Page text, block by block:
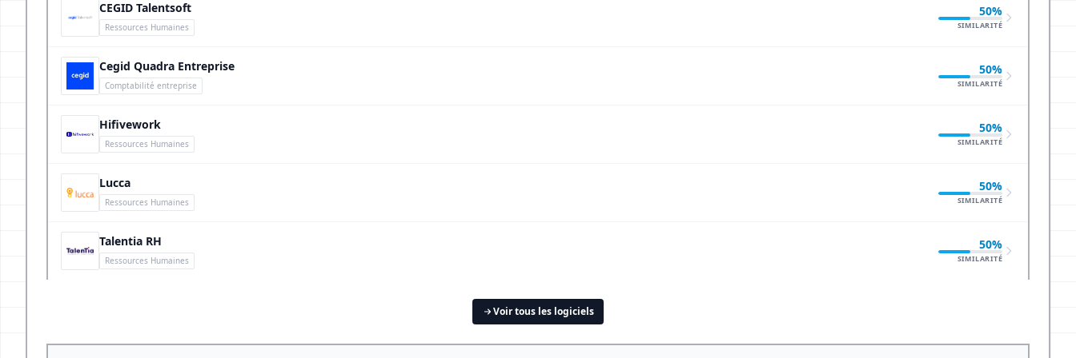
CEGID Talentsoft
Ressources Humaines
50%
SIMILARITÉ
Cegid Quadra Entreprise
Comptabilité entreprise
50%
SIMILARITÉ
Hifivework
Ressources Humaines
50%
SIMILARITÉ
Lucca
Ressources Humaines
50%
SIMILARITÉ
Talentia RH
Ressources Humaines
50%
SIMILARITÉ
Voir tous les logiciels